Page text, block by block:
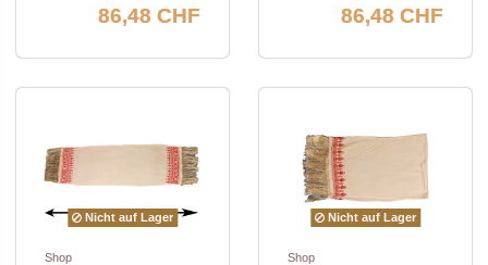
86,48 CHF 86,48 CHF
Nicht auf Lager
Shop
Nicht auf Lager
Shop